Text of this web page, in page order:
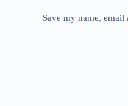
Save my name,